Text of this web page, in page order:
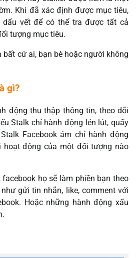
Khi đã xác định được mục tiêu,
dấu vết để có thể tra được tất cả
tượng mục tiêu.
bất cứ ai, bạn bè hoặc người không
gì?
động thu thập thông tin, theo dõi
Stalk chỉ hành động lén lút, quấy
Facebook ám chỉ hành động
hoạt động của một đối tượng nào
họ sẽ làm phiền bạn theo
gửi tin nhắn, like, comment với
Hoặc những hành động xấu